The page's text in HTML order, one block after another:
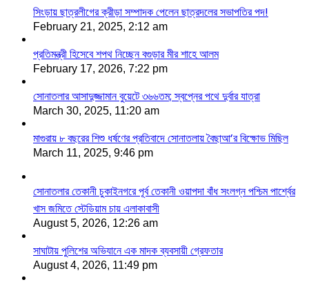
সিংড়ায় ছাত্রলীগের ক্রীড়া সম্পাদক পেলেন ছাত্রদলের সভাপতির পদ!
February 21, 2025, 2:12 am
প্রতিমন্ত্রী হিসেবে শপথ নিচ্ছেন বগুড়ার মীর শাহে আলম
February 17, 2026, 7:22 pm
সোনাতলার আসাদুজ্জামান বুয়েটে ৩৬৬তম; স্বপ্নের পথে দুর্বার যাত্রা
March 30, 2025, 11:20 am
মাগুরায় ৮ বছরের শিশু ধর্ষণের প্রতিবাদে সোনাতলায় বৈছাআ’র বিক্ষোভ মিছিল
March 11, 2025, 9:46 pm
সোনাতলার তেকানী চুকাইনগরে পূর্ব তেকানী ওয়াপদা বাঁধ সংলগ্ন পশ্চিম পার্শ্বের
খাস জমিতে স্টেডিয়াম চায় এলাকাবাসী
August 5, 2026, 12:26 am
সাঘাটায় পুলিশের অভিযানে এক মাদক ব্যবসায়ী গ্রেফতার
August 4, 2026, 11:49 pm